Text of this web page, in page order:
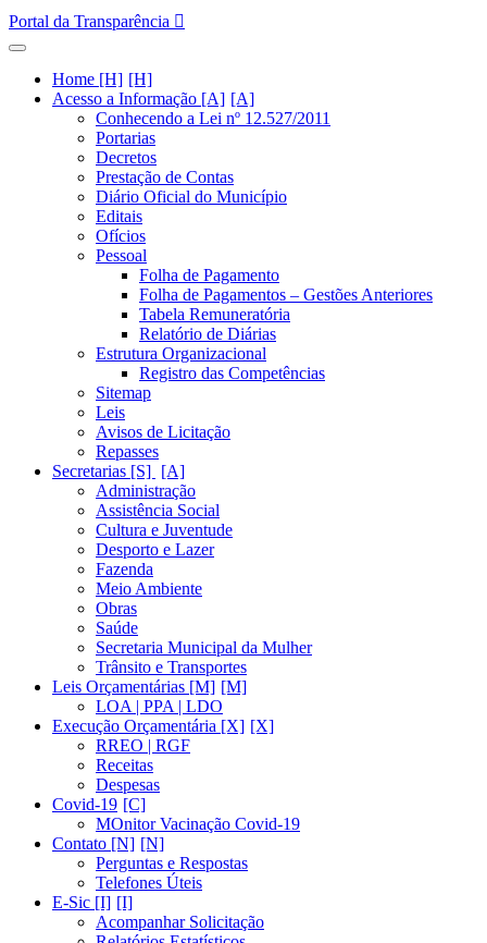
Portal da Transparência
Home [H]
Acesso a Informação [A]
Conhecendo a Lei nº 12.527/2011
Portarias
Decretos
Prestação de Contas
Diário Oficial do Município
Editais
Ofícios
Pessoal
Folha de Pagamento
Folha de Pagamentos – Gestões Anteriores
Tabela Remuneratória
Relatório de Diárias
Estrutura Organizacional
Registro das Competências
Sitemap
Leis
Avisos de Licitação
Repasses
Secretarias [S]
Administração
Assistência Social
Cultura e Juventude
Desporto e Lazer
Fazenda
Meio Ambiente
Obras
Saúde
Secretaria Municipal da Mulher
Trânsito e Transportes
Leis Orçamentárias [M]
LOA | PPA | LDO
Execução Orçamentária [X]
RREO | RGF
Receitas
Despesas
Covid-19
MOnitor Vacinação Covid-19
Contato [N]
Perguntas e Respostas
Telefones Úteis
E-Sic [I]
Acompanhar Solicitação